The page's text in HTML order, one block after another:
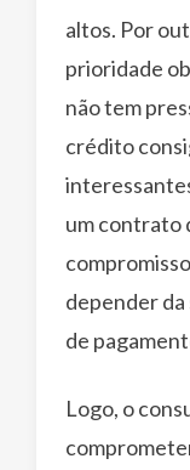
altos. Por
prioridade
não tem
crédito
um contrato
depender da
de
Logo, o